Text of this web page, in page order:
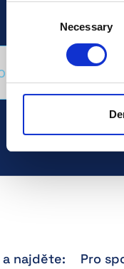
Necessary
si s
najděte: Pro